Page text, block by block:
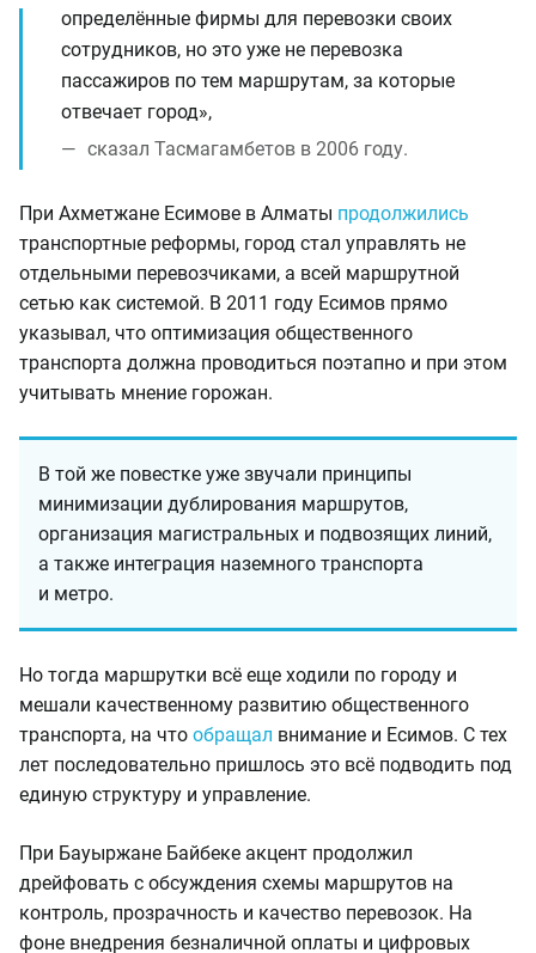
определённые фирмы для перевозки своих
сотрудников, но это уже не перевозка
пассажиров по тем маршрутам, за которые
отвечает город»,
сказал Тасмагамбетов в 2006 году.
При Ахметжане Есимове в Алматы продолжились
транспортные реформы, город стал управлять не
отдельными перевозчиками, а всей маршрутной
сетью как системой. В 2011 году Есимов прямо
указывал, что оптимизация общественного
транспорта должна проводиться поэтапно и при этом
учитывать мнение горожан.
В той же повестке уже звучали принципы
минимизации дублирования маршрутов,
организация магистральных и подвозящих линий,
а также интеграция наземного транспорта
и метро.
Но тогда маршрутки всё еще ходили по городу и
мешали качественному развитию общественного
транспорта, на что обращал внимание и Есимов. С тех
лет последовательно пришлось это всё подводить под
единую структуру и управление.
При Бауыржане Байбеке акцент продолжил
дрейфовать с обсуждения схемы маршрутов на
контроль, прозрачность и качество перевозок. На
фоне внедрения безналичной оплаты и цифровых